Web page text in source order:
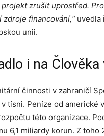
zrušit uprostřed.
zdroje financování,“uvedla
unii.
i na
činnosti v zahraničí
tísni. Peníze od
této organizace.
6,1 miliardy korun. Z toho